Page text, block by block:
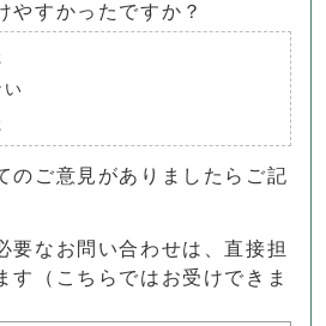
やすかったですか？
い
のご意見がありましたらご記
要なお問い合わせは、直接担
す（こちらではお受けできま